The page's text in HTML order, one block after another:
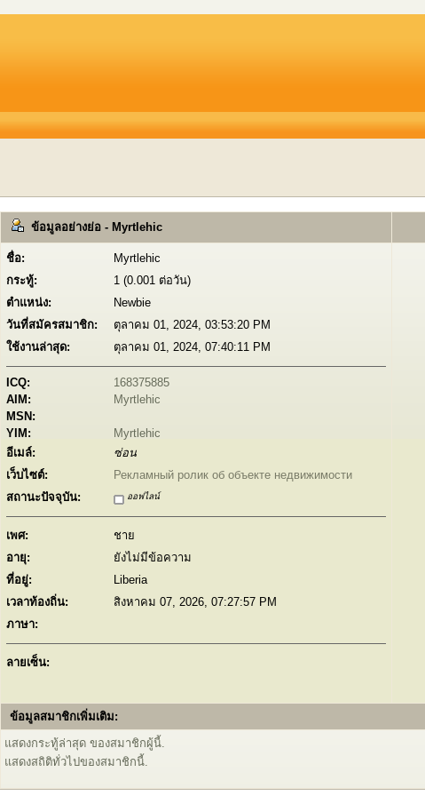
ข้อมูลอย่างย่อ - Myrtlehic
ชื่อ:
Myrtlehic
กระทู้:
1 (0.001 ต่อวัน)
ตำแหน่ง:
Newbie
วันที่สมัครสมาชิก:
ตุลาคม 01, 2024, 03:53:20 PM
ใช้งานล่าสุด:
ตุลาคม 01, 2024, 07:40:11 PM
ICQ:
168375885
AIM:
Myrtlehic
MSN:
YIM:
Myrtlehic
อีเมล์:
ซ่อน
เว็บไซต์:
Рекламный ролик об объекте недвижимости
สถานะปัจจุบัน:
ออฟไลน์
เพศ:
ชาย
อายุ:
ยังไม่มีข้อความ
ที่อยู่:
Liberia
เวลาท้องถิ่น:
สิงหาคม 07, 2026, 07:27:57 PM
ภาษา:
ลายเซ็น:
ข้อมูลสมาชิกเพิ่มเติม:
แสดงกระทู้ล่าสุด ของสมาชิกผู้นี้.
แสดงสถิติทั่วไปของสมาชิกนี้.